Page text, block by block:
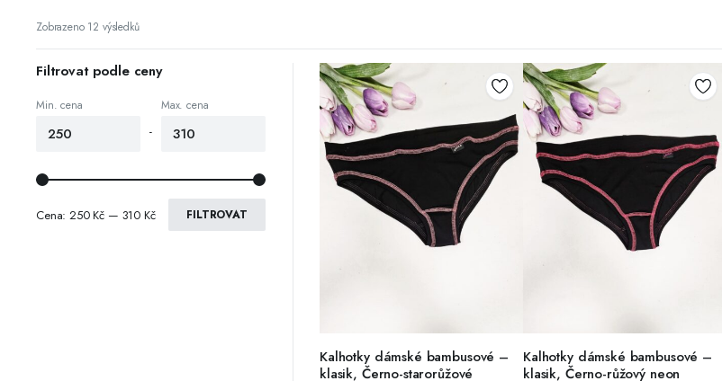
Zobrazeno 12 výsledkůSeřazeno
VÝBĚR MOŽNOSTÍ
Kalhotky dámské bambusové –
klasik, Černo-starorůžové
VÝBĚR MOŽNOSTÍ
Kalhotky dámské bambusové –
klasik, Černo-růžový neon
Filtrovat podle ceny
Min. cena
-
Max. cena
FILTROVAT
Cena:250 Kč — 310 Kč